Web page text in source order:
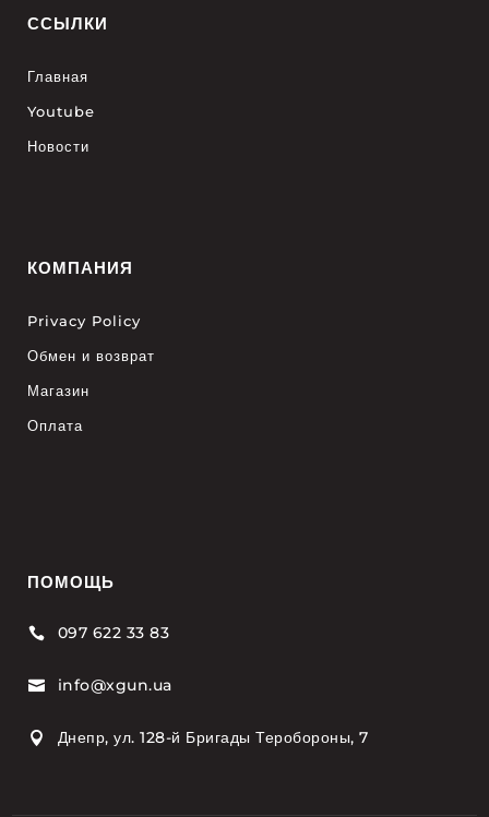
ССЫЛКИ
Главная
Youtube
Новости
КОМПАНИЯ
Privacy Policy
Обмен и возврат
Магазин
Оплата
ПОМОЩЬ
 097 622 33 83
 info@xgun.ua
 Днепр, ул. 128-й Бригады Теробороны, 7